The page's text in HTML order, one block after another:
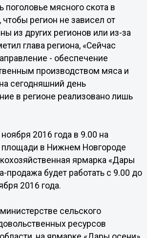
поголовье мясного скота в
чтобы регион не зависел от
из других регионов или из-за
глава региона, «Сейчас
- обеспечение
производством мяса и
сегодняшний день
в регионе реализовано лишь
2016 года в 9.00 на
в Нижнем Новгороде
ярмарка «Дары
продажа будет работать с 9.00 до
2016 года.
сельского
ресурсов